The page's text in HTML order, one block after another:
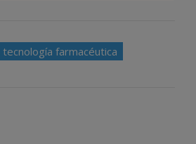
tecnología farmacéutica